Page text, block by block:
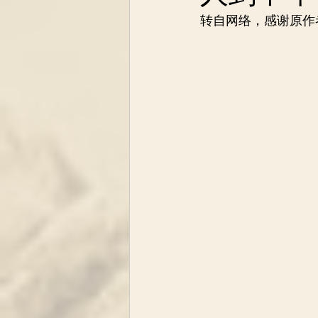
转自网络，感谢原